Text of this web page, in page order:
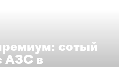
сотый
АЗС в